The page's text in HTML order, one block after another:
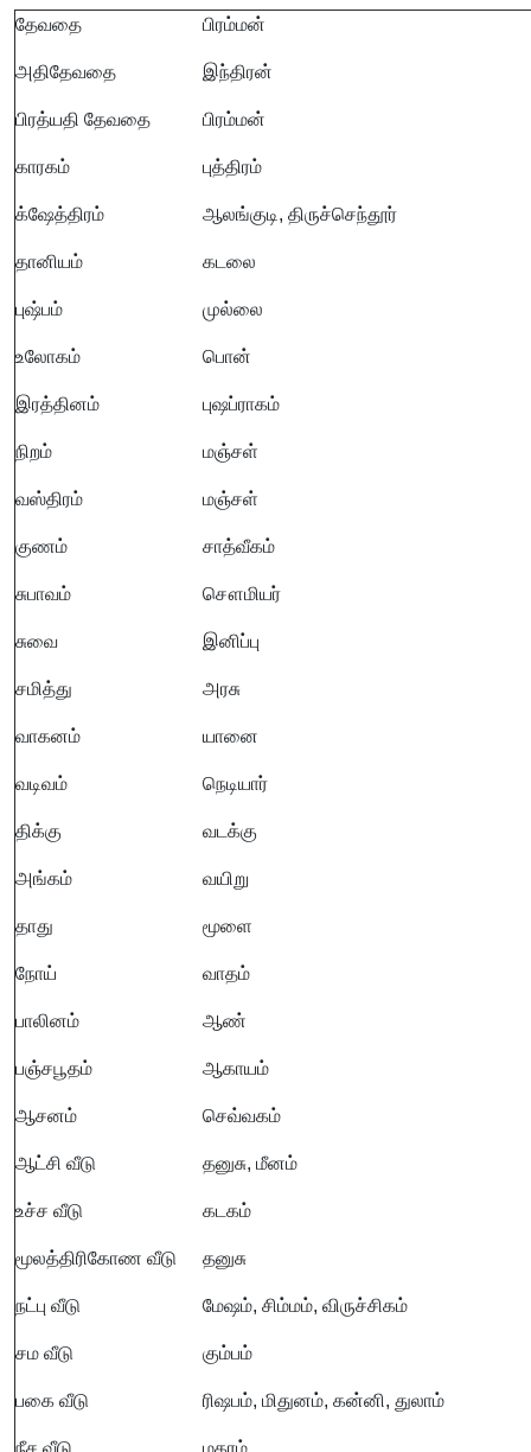
தேவதை பிரம்மன்
அதிதேவதை இந்திரன்
பிரத்யதி தேவதை பிரம்மன்
காரகம் புத்திரம்
க்ஷேத்திரம் ஆலங்குடி, திருச்செந்தூர்
தானியம் கடலை
புஷ்பம் முல்லை
உலோகம் பொன்
இரத்தினம் புஷப்ராகம்
நிறம் மஞ்சள்
வஸ்திரம் மஞ்சள்
குணம் சாத்வீகம்
சுபாவம் சௌமியர்
சுவை இனிப்பு
சமித்து அரசு
வாகனம் யானை
வடிவம் நெடியார்
திக்கு வடக்கு
அங்கம் வயிறு
தாது மூளை
நோய் வாதம்
பாலினம் ஆண்
பஞ்சபூதம் ஆகாயம்
ஆசனம் செவ்வகம்
ஆட்சி வீடு தனுசு, மீனம்
உச்ச வீடு கடகம்
மூலத்திரிகோண வீடு தனுசு
நட்பு வீடு மேஷம், சிம்மம், விருச்சிகம்
சம வீடு கும்பம்
பகை வீடு ரிஷபம், மிதுனம், கன்னி, துலாம்
நீச வீடு மகரம்